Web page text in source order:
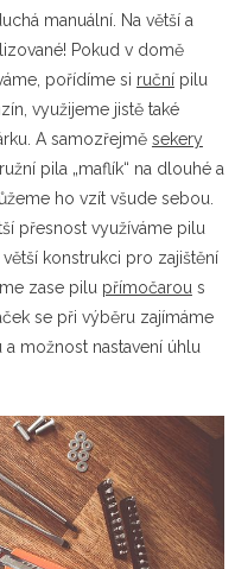
manuální. Na větší a
Pokud v domě
pořídíme si ručnípilu
využijeme jistě také
A samozřejmě sekery
pila „maflík“ na dlouhé a
ho vzít všude sebou.
přesnost využíváme pilu
větší konstrukci pro zajištění
zase pilu přímočarou s
se při výběru zajímáme
možnost nastavení úhlu